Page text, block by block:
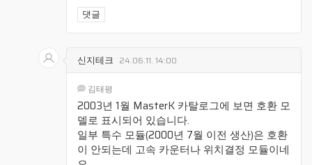
댓글
신지테크 24.06.11. 14:00
김태평
2003년 1월 MasterK 카탈로그에 보면 호환 모
델로 표시되어 있습니다.
일부 특수 모듈(2000년 7월 이전 생산)은 호환
이 안되는데 고속 카운터나 위치결정 모듈이네